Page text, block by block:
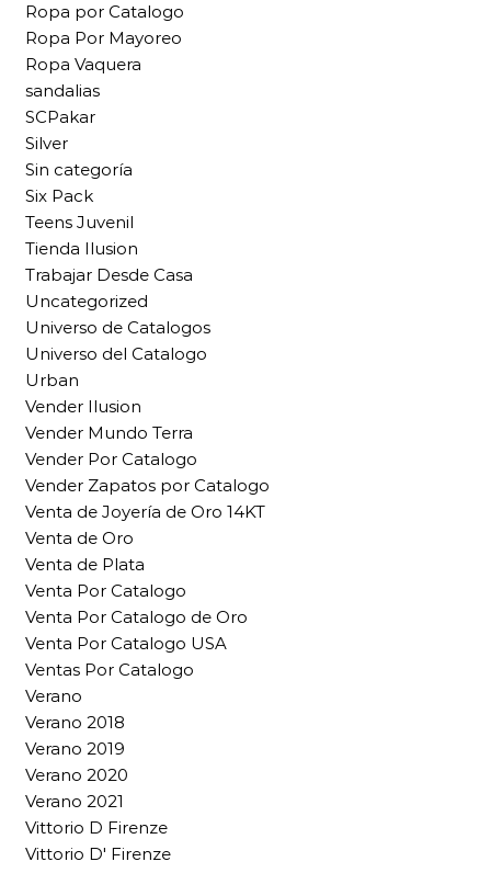
Ropa por Catalogo
Ropa Por Mayoreo
Ropa Vaquera
sandalias
SCPakar
Silver
Sin categoría
Six Pack
Teens Juvenil
Tienda Ilusion
Trabajar Desde Casa
Uncategorized
Universo de Catalogos
Universo del Catalogo
Urban
Vender Ilusion
Vender Mundo Terra
Vender Por Catalogo
Vender Zapatos por Catalogo
Venta de Joyería de Oro 14KT
Venta de Oro
Venta de Plata
Venta Por Catalogo
Venta Por Catalogo de Oro
Venta Por Catalogo USA
Ventas Por Catalogo
Verano
Verano 2018
Verano 2019
Verano 2020
Verano 2021
Vittorio D Firenze
Vittorio D' Firenze